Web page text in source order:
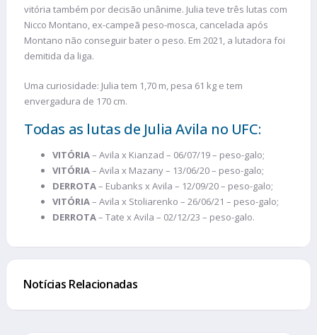
vitória também por decisão unânime. Julia teve três lutas com
Nicco Montano, ex-campeã peso-mosca, cancelada após
Montano não conseguir bater o peso. Em 2021, a lutadora foi
demitida da liga.
Uma curiosidade: Julia tem 1,70 m, pesa 61 kg e tem
envergadura de 170 cm.
Todas as lutas de Julia Avila no UFC:
VITÓRIA– Avila x Kianzad – 06/07/19 – peso-galo;
VITÓRIA– Avila x Mazany – 13/06/20 – peso-galo;
DERROTA– Eubanks x Avila – 12/09/20 – peso-galo;
VITÓRIA– Avila x Stoliarenko – 26/06/21 – peso-galo;
DERROTA– Tate x Avila – 02/12/23 – peso-galo.
Notícias Relacionadas